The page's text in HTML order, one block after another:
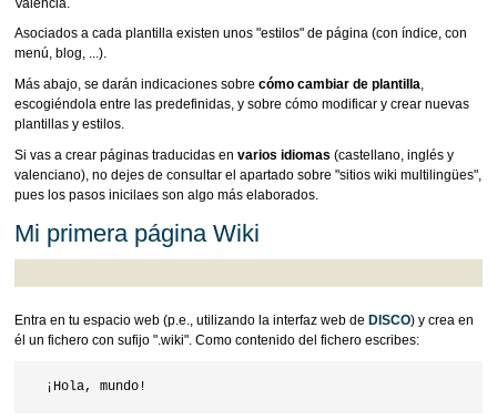
València.
Asociados a cada plantilla existen unos "estilos" de página (con índice, con
menú, blog, ...).
Más abajo, se darán indicaciones sobre cómo cambiar de plantilla,
escogiéndola entre las predefinidas, y sobre cómo modificar y crear nuevas
plantillas y estilos.
Si vas a crear páginas traducidas en varios idiomas (castellano, inglés y
valenciano), no dejes de consultar el apartado sobre "sitios wiki multilingües",
pues los pasos inicilaes son algo más elaborados.
Mi primera página Wiki
Entra en tu espacio web (p.e., utilizando la interfaz web de DISCO) y crea en
él un fichero con sufijo ".wiki". Como contenido del fichero escribes: